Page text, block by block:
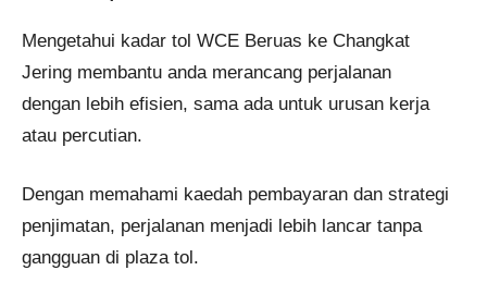
Mengetahui kadar tol WCE Beruas ke Changkat
Jering membantu anda merancang perjalanan
dengan lebih efisien, sama ada untuk urusan kerja
atau percutian.
Dengan memahami kaedah pembayaran dan strategi
penjimatan, perjalanan menjadi lebih lancar tanpa
gangguan di plaza tol.